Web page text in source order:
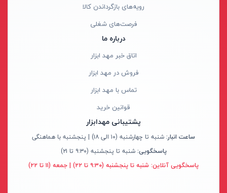
مرغک تراشکاری
پاور بانک و کابل شارژر
پا ابزار
غلتک سشوار
بلبرینگ
رویه‌های بازگرداندن کالا
فرصت‌های شغلی
درباره ما
اتاق خبر مهد ابزار
فروش در مهد ابزار
تماس با مهد ابزار
قوانین خرید
پشتیبانی مهدابزار
ساعت انبار:شنبه تا چهارشنبه (۱۰ الی ۱۸) | پنجشنبه با هماهنگی
پاسخگویی:شنبه تا پنجشنبه (۹:۳۰ تا ۲۱)
پاسخگویی آنلاین:شنبه تا پنجشنبه (۹:۳۰ تا ۲۲) | جمعه (۱۱ تا ۲۲)